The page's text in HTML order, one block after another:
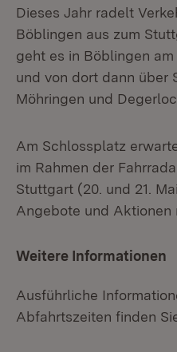
Dieses Jahr radelt
Böblingen aus zum
geht es in Böblingen am
und von dort dann über
Möhringen und
Am Schlossplatz
im Rahmen der
Stuttgart (20. und 21.
Angebote und Aktionen
Weitere Informationen
Ausführliche
Abfahrtszeiten finden